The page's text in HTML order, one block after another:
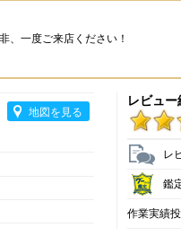
、一度ご来店ください！
地図を見る
レビュー
レ
鑑
作業実績